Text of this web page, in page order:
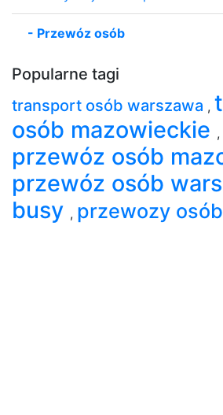
- Przewóz osób
Popularne tagi
transport osób warszawa ,
osób mazowieckie ,
przewóz osób
przewóz osób
busy , przewozy osób